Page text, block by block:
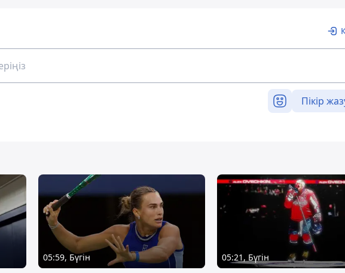
Пікір
05:59, Бүгін 05:21, Бүгін